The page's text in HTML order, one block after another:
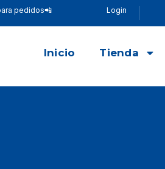
pedidos📲 Login
Inicio Tienda